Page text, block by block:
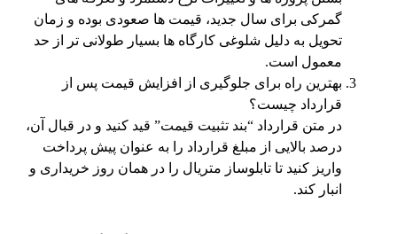
گمرکی برای سال جدید، قیمت ها صعودی بوده و زمان
تحویل به دلیل شلوغی کارگاه ها بسیار طولانی تر از حد
معمول است.
بهترین راه برای جلوگیری از افزایش قیمت پس از
قرارداد چیست؟
در متن قرارداد “بند تثبیت قیمت” قید کنید و در قبال آن،
درصد بالایی از مبلغ قرارداد را به عنوان پیش پرداخت
واریز کنید تا تابلوساز متریال را در همان روز خریداری و
انبار کند.